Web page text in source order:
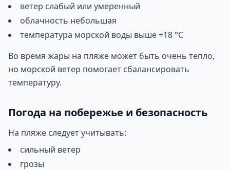
ветер слабый или умеренный
облачность небольшая
температура морской воды выше +18 °C
Во время жары на пляже может быть очень тепло,
но морской ветер помогает сбалансировать
температуру.
Погода на побережье и безопасность
На пляже следует учитывать:
сильный ветер
грозы